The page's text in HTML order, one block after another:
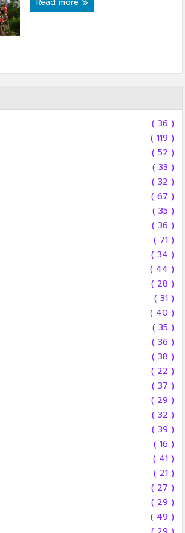
( 36 )
( 119 )
( 52 )
( 33 )
( 32 )
( 67 )
( 35 )
( 36 )
( 71 )
( 34 )
( 44 )
( 28 )
( 31 )
( 40 )
( 35 )
( 36 )
( 38 )
( 22 )
( 37 )
( 29 )
( 32 )
( 39 )
( 16 )
( 41 )
( 21 )
( 27 )
( 29 )
( 49 )